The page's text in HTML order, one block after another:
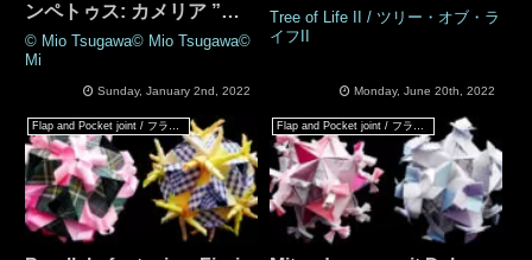
ンペトゥス: カメリア ”ト
リフォサ”
© Mio Tsugawa© Mio Tsugawa©
Mi
Sunday, January 2nd, 2022
Tree of Life II / ツリー・オブ・ラ
イフII
Monday, June 20th, 2022
Flap and Pocket joint / フラップ & ポケットジョイント Flap and Pocket joint / フラップ & ポケットジョイント